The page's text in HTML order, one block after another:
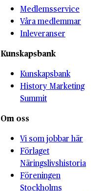
Medlemsservice
Våra medlemmar
Inleveranser
Kunskapsbank
Kunskapsbank
History Marketing
Summit
Om oss
Vi som jobbar här
Förlaget
Näringslivshistoria
Föreningen
Stockholms